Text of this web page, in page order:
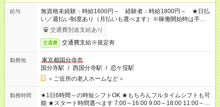
給与
無資格未経験：時給1600円～ 経験者：時給1800円～ ★日払
い／週払い制度あり（月払いも選べます）※稼働開始時は手続き
完了次第のお支払いとなります。
交通費別途支給あり
交通費 交通費支給※規定有
勤務地
東京都国分寺市
国分寺駅 / 西国分寺駅 / 恋ケ窪駅
＜ご近所の老人ホームなど＞
勤務時間
★1日6時間～の時短シフトOK ★もちろんフルタイムシフトも可
能 ★スタート時間選べます 7:00～16:00 9:00～18:00 11:00～